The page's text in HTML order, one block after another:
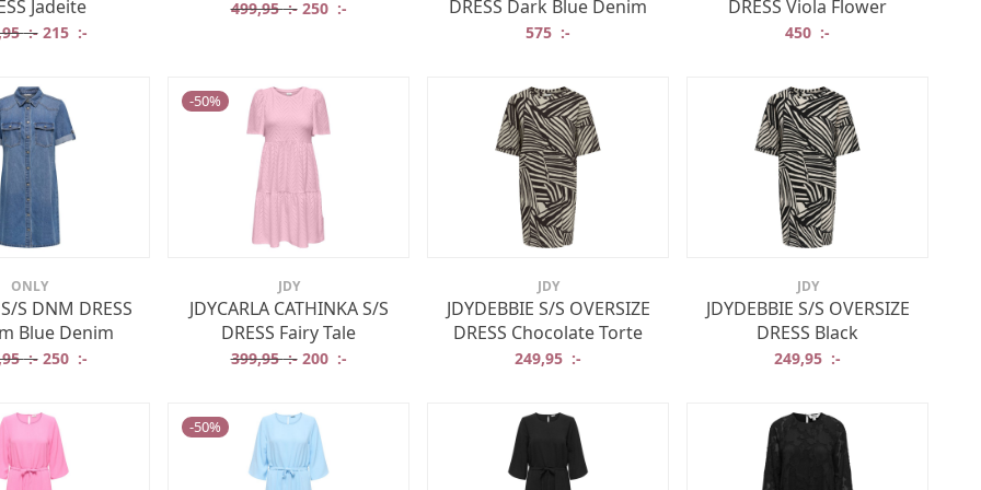
Jadeite
:- Det ursprungliga priset var: 429,95 :-.
215 :-Det nuvarande priset är: 215 :-.
499,95:- Det ursprungliga priset var: 499,95 :-.
250 :-Det nuvarande priset är: 250 :-.
DRESS Dark Blue Denim
575 :-
DRESS Viola Flower
450 :-
ONLY
S DNM DRESS
Blue Denim
:- Det ursprungliga priset var: 499,95 :-.
250 :-Det nuvarande priset är: 250 :-.
-50%
JDY
JDYCARLA CATHINKA S/S
DRESS Fairy Tale
399,95:- Det ursprungliga priset var: 399,95 :-.
200 :-Det nuvarande priset är: 200 :-.
JDY
JDYDEBBIE S/S OVERSIZE
DRESS Chocolate Torte
249,95 :-
JDY
JDYDEBBIE S/S OVERSIZE
DRESS Black
249,95 :-
-50%